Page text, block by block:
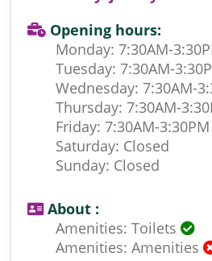
Opening hours:
Monday: 7:30AM-
Tuesday: 7:30AM-
Wednesday: 7:30AM-
Thursday: 7:30AM-
Friday: 7:30AM-3:30PM
Saturday: Closed
Sunday: Closed
About :
Amenities: Toilets
Amenities: Amenities